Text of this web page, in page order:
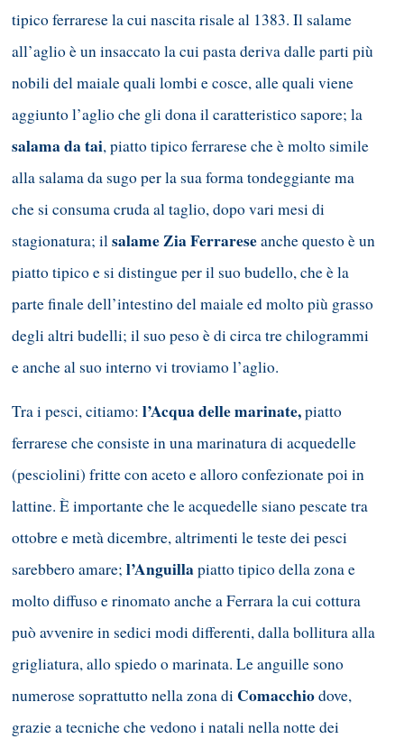
tipico ferrarese la cui nascita risale al 1383. Il salame
all’aglio è un insaccato la cui pasta deriva dalle parti più
nobili del maiale quali lombi e cosce, alle quali viene
aggiunto l’aglio che gli dona il caratteristico sapore; la
salama da tai, piatto tipico ferrarese che è molto simile
alla salama da sugo per la sua forma tondeggiante ma
che si consuma cruda al taglio, dopo vari mesi di
stagionatura; ilsalame Zia Ferrareseanche questo è un
piatto tipico e si distingue per il suo budello, che è la
parte finale dell’intestino del maiale ed molto più grasso
degli altri budelli; il suo peso è di circa tre chilogrammi
e anche al suo interno vi troviamo l’aglio.
Tra i pesci, citiamo: l’Acqua delle marinate,piatto
ferrarese che consiste in una marinatura di acquedelle
(pesciolini) fritte con aceto e alloro confezionate poi in
lattine. È importante che le acquedelle siano pescate tra
ottobre e metà dicembre, altrimenti le teste dei pesci
sarebbero amare; l’Anguillapiatto tipico della zona e
molto diffuso e rinomato anche a Ferrara la cui cottura
può avvenire in sedici modi differenti, dalla bollitura alla
grigliatura, allo spiedo o marinata. Le anguille sono
numerose soprattutto nella zona di Comacchiodove,
grazie a tecniche che vedono i natali nella notte dei